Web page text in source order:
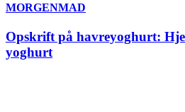
MORGENMAD
Opskrift på havreyoghurt:
yoghurt